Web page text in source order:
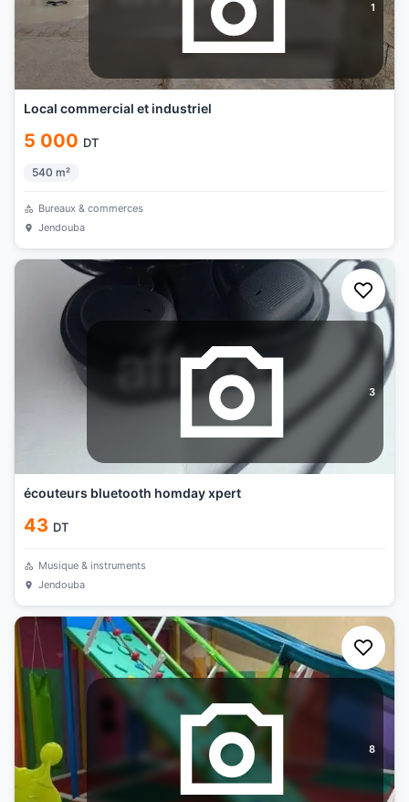
1
Local commercial et industriel
5 000 DT
540 m²
Bureaux & commerces
Jendouba
3
écouteurs bluetooth homday xpert
43 DT
Musique & instruments
Jendouba
8